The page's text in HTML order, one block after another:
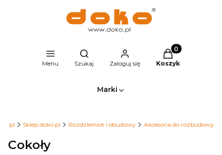
Menu
Otwórz wyszukiwarkę
Szukaj Zaloguj się
Produkty w
Koszyk
Marki
Sklep.doko.pl Rozdzielnice i obudowy Akcesoria do rozbudowy
Cokoły